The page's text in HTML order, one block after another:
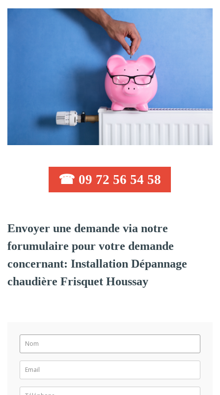
☎ 09 72 56 54 58
Envoyer une demande via notre
forumulaire pour votre demande
concernant: Installation Dépannage
chaudière Frisquet Houssay